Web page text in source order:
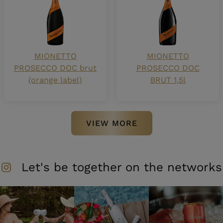
MIONETTO
PROSECCO DOC brut
(orange label)
MIONETTO
PROSECCO DOC
BRUT 1,5l
VIEW MORE
Let's be together on the networks